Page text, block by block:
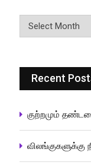
பதிவுகளின்
வரிசை
Recent
குற்றமும்
விலங்குகளுக்கு